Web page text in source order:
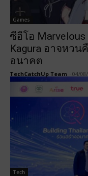
Games
ซีอีโอ
Kagura อาจหว
อนาคต
TechCatchUp Team 04/
Tech